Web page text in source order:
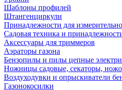
Шаблоны профилей
Штангенциркули
Принадлежности для
Садовая техника и
Аксессуары для триммеров
Аэраторы газона
Бензопилы и пилы цепные
Ножницы садовые, секаторы,
Воздуходувки и опрыскиватели
Газонокосилки